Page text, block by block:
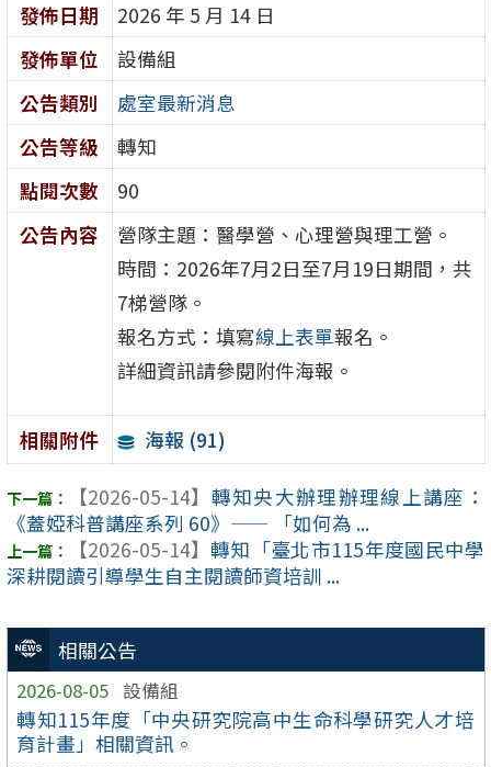
相關公告
2026-08-05 設備組
轉知115年度「中央研究院高中生命科學研究人才培
育計畫」相關資訊。
發佈日期
2026 年 5 月 14 日
發佈單位
設備組
公告類別
處室最新消息
公告等級
轉知
點閱次數
90
公告內容
營隊主題：醫學營、心理營與理工營。
時間：2026年7月2日至7月19日期間，共
7梯營隊。
報名方式：填寫線上表單報名。
詳細資訊請參閱附件海報。
相關附件 海報 (91)
【2026-05-14】 轉知央大辦理辦理線上講座：
《蓋婭科普講座系列 60》—— 「如何為 ...
【2026-05-14】 轉知「臺北市115年度國民中學
深耕閱讀引導學生自主閱讀師資培訓 ...